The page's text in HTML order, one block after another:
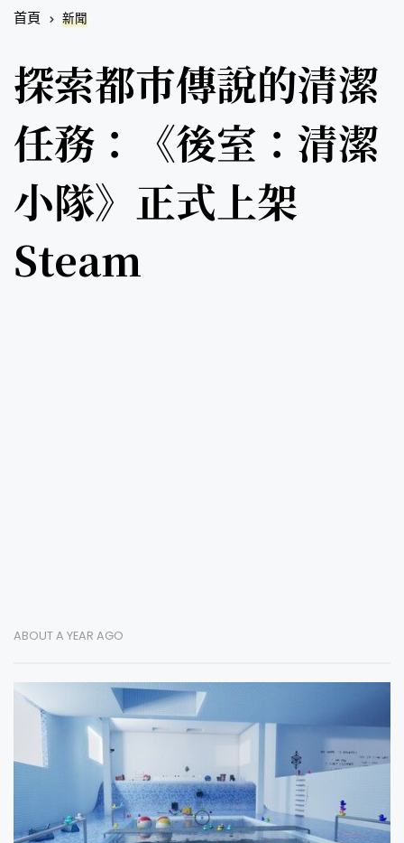
首頁 新聞
探索都市傳說的清潔
任務：《後室：清潔
小隊》正式上架
Steam
ABOUT A YEAR AGO